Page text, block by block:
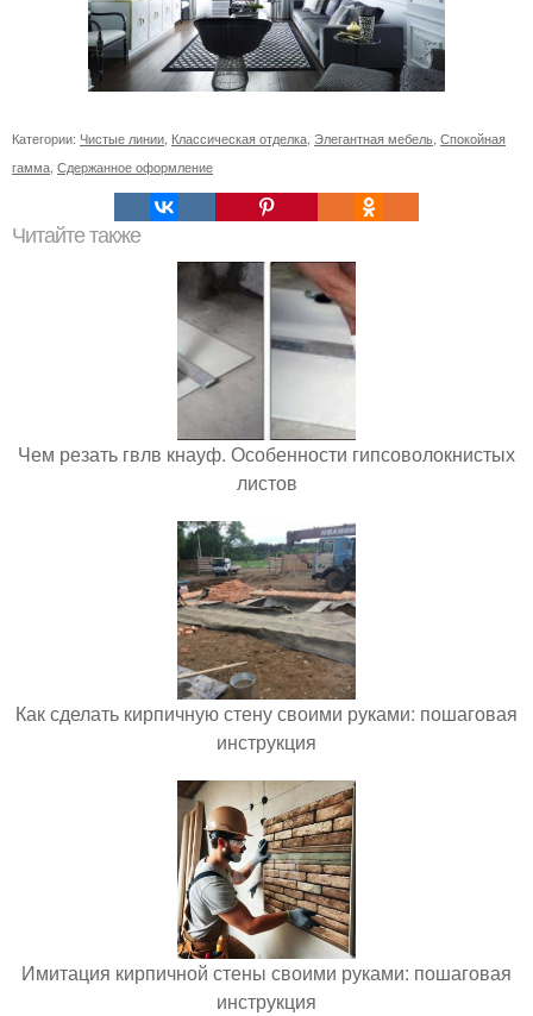
Категории: Чистые линии Классическая отделка Элегантная мебель Спокойная
гамма Сдержанное оформление
Читайте также
Чем резать гвлв кнауф. Особенности гипсоволокнистых
листов
Как сделать кирпичную стену своими руками: пошаговая
инструкция
Имитация кирпичной стены своими руками: пошаговая
инструкция